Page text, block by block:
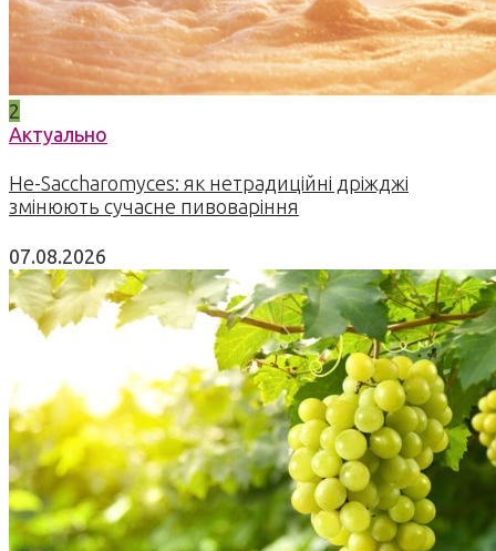
2
Актуально
Не-Saccharomyces: як нетрадиційні дріжджі
змінюють сучасне пивоваріння
07.08.2026